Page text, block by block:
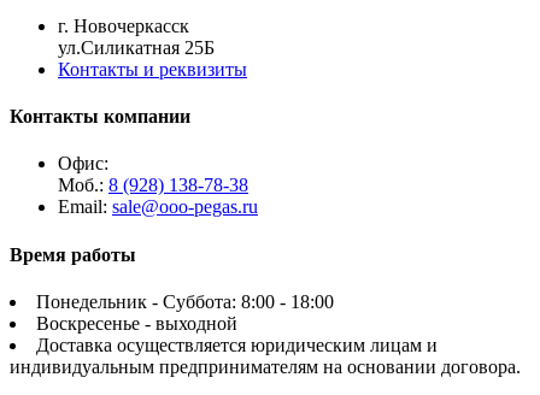
г. Новочеркасск
ул.Силикатная 25Б
Контакты и реквизиты
Контакты компании
Офис:
Моб.: 8 (928) 138-78-38
Email: sale@ooo-pegas.ru
Время работы
Понедельник - Суббота: 8:00 - 18:00
Воскресенье - выходной
Доставка осуществляется юридическим лицам и
индивидуальным предпринимателям на основании договора.